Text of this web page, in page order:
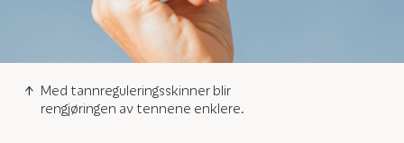
Med tannreguleringsskinner blir
rengjøringen av tennene enklere.